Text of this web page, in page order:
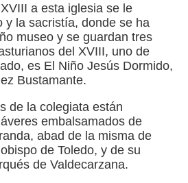
a esta iglesia se le
y la sacristía, donde se ha
museo y se guardan tres
del XVIII, uno de
es El Niño Jesús Dormido,
Bustamante.
de la colegiata están
embalsamados de
abad de la misma de
de Toledo, y de su
de Valdecarzana.